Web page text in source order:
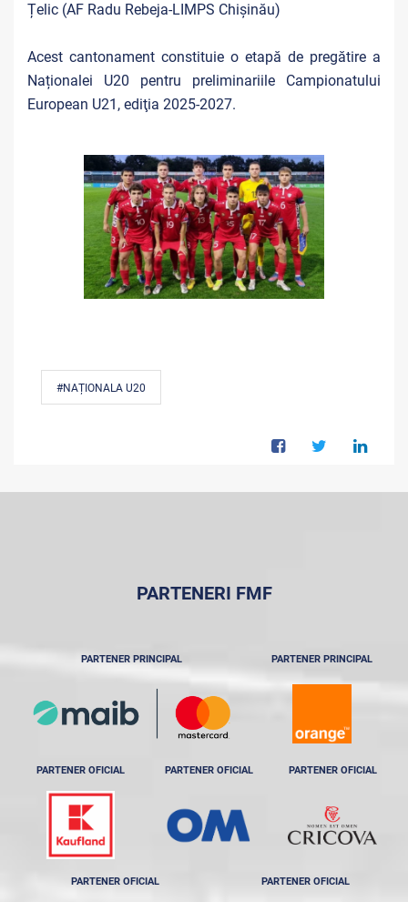
Țelic (AF Radu Rebeja-LIMPS Chișinău)
Acest cantonament constituie o etapă de pregătire a
Naționalei U20 pentru preliminariile Campionatului
European U21, ediţia 2025-2027.
#NAȚIONALA U20
PARTENERI FMF
PARTENER PRINCIPAL PARTENER PRINCIPAL
PARTENER OFICIAL PARTENER OFICIAL PARTENER OFICIAL
PARTENER OFICIAL PARTENER OFICIAL